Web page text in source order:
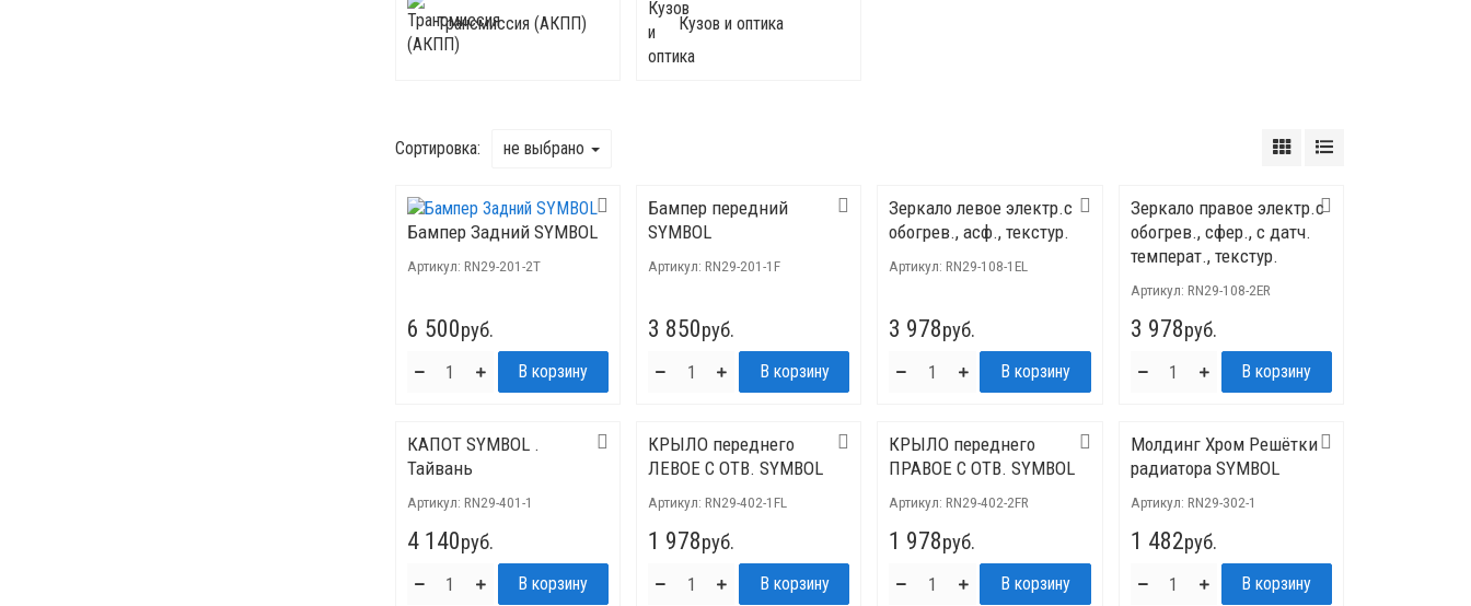
Трансмиссия (АКПП) Кузов и оптика
Сортировка: не выбрано
Бампер Задний SYMBOL
Артикул: RN29-201-2T
6 500руб.
Бампер передний
SYMBOL
Артикул: RN29-201-1F
3 850руб.
Зеркало левое электр.с
обогрев., асф., текстур.
Артикул:RN29-108-1EL
3 978руб.
Зеркало правое электр.с
обогрев., сфер., с датч.
температ., текстур.
Артикул: RN29-108-2ER
3 978руб.
КАПОТ SYMBOL .
Тайвань
Артикул: RN29-401-1
4 140руб.
КРЫЛО переднего
ЛЕВОЕ С ОТВ. SYMBOL
Артикул: RN29-402-1FL
1 978руб.
КРЫЛО переднего
ПРАВОЕ С ОТВ. SYMBOL
Артикул:RN29-402-2FR
1 978руб.
Молдинг Хром Решётки
радиатора SYMBOL
Артикул: RN29-302-1
1 482руб.